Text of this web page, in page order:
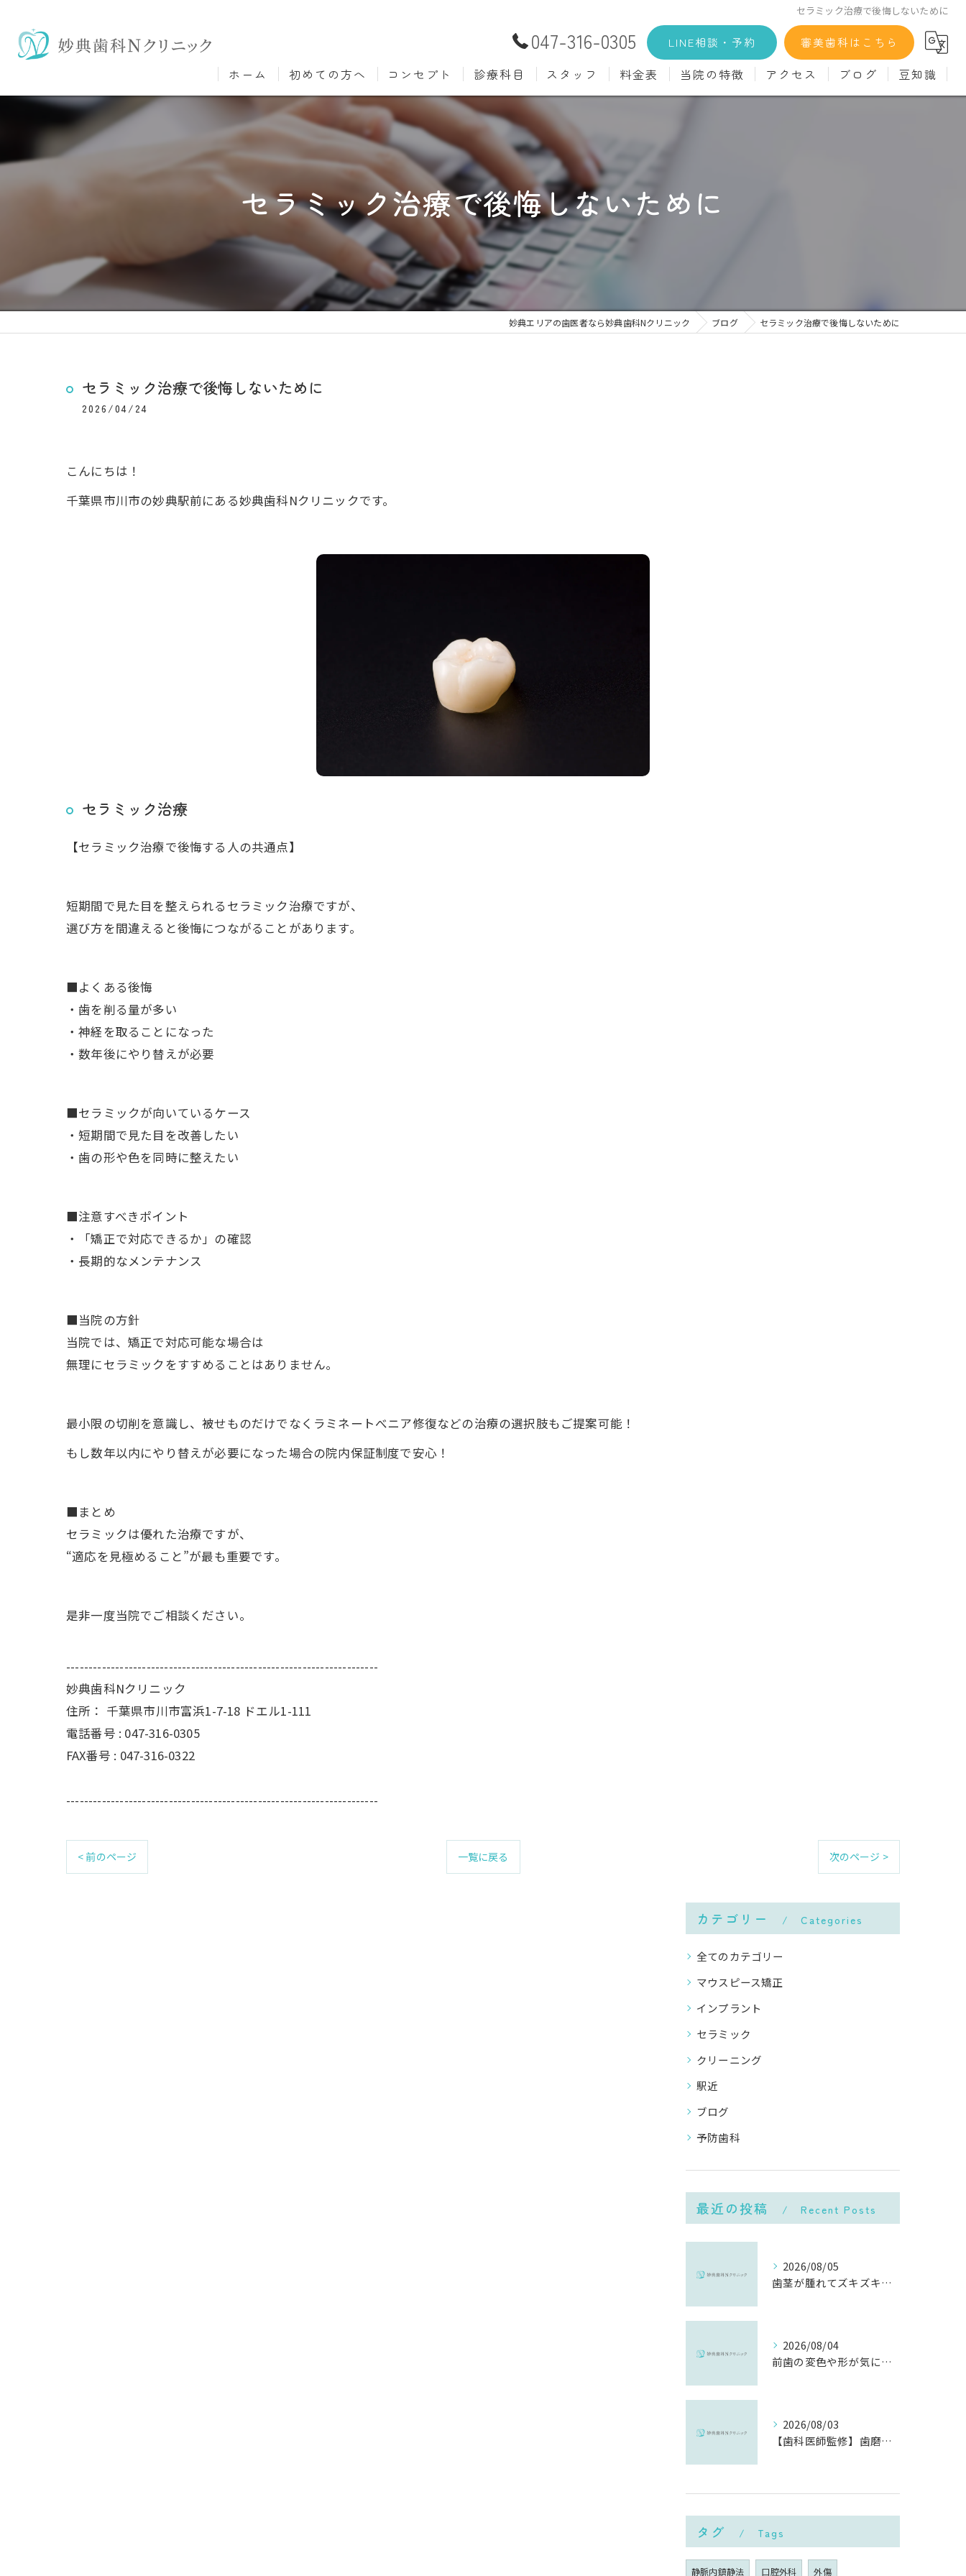
セラミック治療で後悔しないために
047-316-0305 LINE相談・予約 審美歯科はこちら
ホーム 初めての方へ コンセプト 診療科目
むし歯治療
小児歯科
口腔外科
ホワイトニング 歯科検診
審美歯科 根管治療
知覚過敏
大人の矯正 子どもの矯正
スタッフ 料金表 当院の特徴 アクセス ブログ 豆知識
セラミック治療で後悔しないために
妙典エリアの歯医者なら妙典歯科Nクリニック ブログ セラミック治療で後悔しないために
セラミック治療で後悔しないために
2026/04/24
こんにちは！
千葉県市川市の妙典駅前にある妙典歯科Nクリニックです。
セラミック治療
【セラミック治療で後悔する人の共通点】
短期間で見た目を整えられるセラミック治療ですが、
選び方を間違えると後悔につながることがあります。
■よくある後悔
・歯を削る量が多い
・神経を取ることになった
・数年後にやり替えが必要
■セラミックが向いているケース
・短期間で見た目を改善したい
・歯の形や色を同時に整えたい
■注意すべきポイント
・「矯正で対応できるか」の確認
・長期的なメンテナンス
■当院の方針
当院では、矯正で対応可能な場合は
無理にセラミックをすすめることはありません。
最小限の切削を意識し、被せものだけでなくラミネートべニア修復などの治療の選択肢もご提案可能！
もし数年以内にやり替えが必要になった場合の院内保証制度で安心！
■まとめ
セラミックは優れた治療ですが、
“適応を見極めること”が最も重要です。
是非一度当院でご相談ください。
----------------------------------------------------------------------
妙典歯科Nクリニック
住所： 千葉県市川市富浜1-7-18 ドエル1-111
電話番号 : 047-316-0305
FAX番号 : 047-316-0322
----------------------------------------------------------------------
< 前のページ 一覧に戻る 次のページ >
カテゴリー Categories
全てのカテゴリー
マウスピース矯正
インプラント
セラミック
クリーニング
駅近
ブログ
予防歯科
最近の投稿 Recent Posts
2026/08/05
歯茎が腫れてズキズキ痛む時の応急処置と、早めに受診すべき理由
2026/08/04
前歯の変色や形が気になる…削らずにきれいに整える「ダイレクトボンディング」とは？
2026/08/03
【歯科医師監修】歯磨きで歯茎や歯が痛い5つの原因と治療法｜何科・いつ病院へ行くべき？
タグ Tags
静脈内鎮静法 口腔外科 外傷